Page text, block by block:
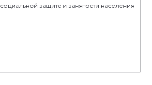
социальной защите и занятости населения